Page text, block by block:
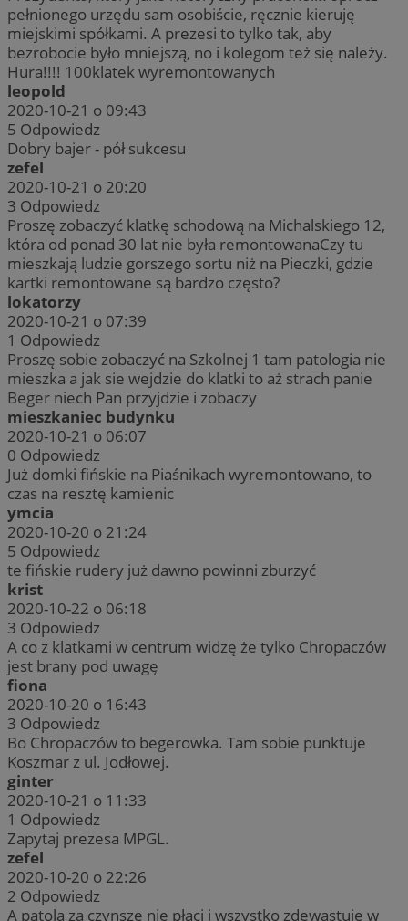
pełnionego urzędu sam osobiście, ręcznie kieruję
miejskimi spółkami. A prezesi to tylko tak, aby
bezrobocie było mniejszą, no i kolegom też się należy.
Hura!!!! 100klatek wyremontowanych
leopold
2020-10-21 o 09:43
5 Odpowiedz
Dobry bajer - pół sukcesu
zefel
2020-10-21 o 20:20
3 Odpowiedz
Proszę zobaczyć klatkę schodową na Michalskiego 12,
która od ponad 30 lat nie była remontowanaCzy tu
mieszkają ludzie gorszego sortu niż na Pieczki, gdzie
kartki remontowane są bardzo często?
lokatorzy
2020-10-21 o 07:39
1 Odpowiedz
Proszę sobie zobaczyć na Szkolnej 1 tam patologia nie
mieszka a jak sie wejdzie do klatki to aż strach panie
Beger niech Pan przyjdzie i zobaczy
mieszkaniec budynku
2020-10-21 o 06:07
0 Odpowiedz
Już domki fińskie na Piaśnikach wyremontowano, to
czas na resztę kamienic
ymcia
2020-10-20 o 21:24
5 Odpowiedz
te fińskie rudery już dawno powinni zburzyć
krist
2020-10-22 o 06:18
3 Odpowiedz
A co z klatkami w centrum widzę że tylko Chropaczów
jest brany pod uwagę
fiona
2020-10-20 o 16:43
3 Odpowiedz
Bo Chropaczów to begerowka. Tam sobie punktuje
Koszmar z ul. Jodłowej.
ginter
2020-10-21 o 11:33
1 Odpowiedz
Zapytaj prezesa MPGL.
zefel
2020-10-20 o 22:26
2 Odpowiedz
A patola za czynsze nie płaci i wszystko zdewastuje w